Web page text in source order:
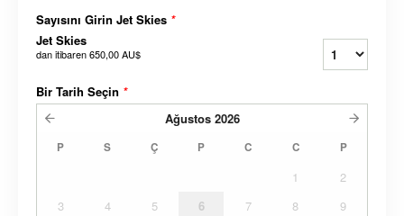
Sayısını Girin Jet Skies *
Jet Skies
dan itibaren650,00 AU$
Bir Tarih Seçin *
Ağustos 2026
P S Ç P C C P
1
2
3
4 5 6 7 8
9